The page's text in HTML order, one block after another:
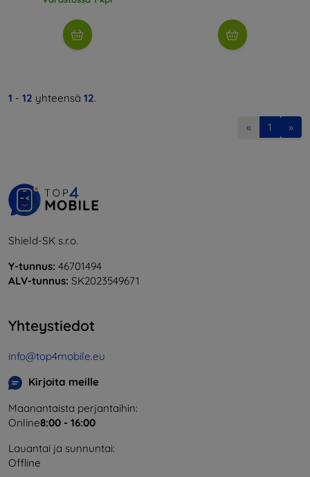
1 - 12 yhteensä 12.
« 1 »
Shield-SK s.r.o.
Y-tunnus: 46701494
ALV-tunnus: SK2023549671
Yhteystiedot
info@top4mobile.eu
Kirjoita meille
Maanantaista perjantaihin:
Online8:00 - 16:00
Lauantai ja sunnuntai:
Offline